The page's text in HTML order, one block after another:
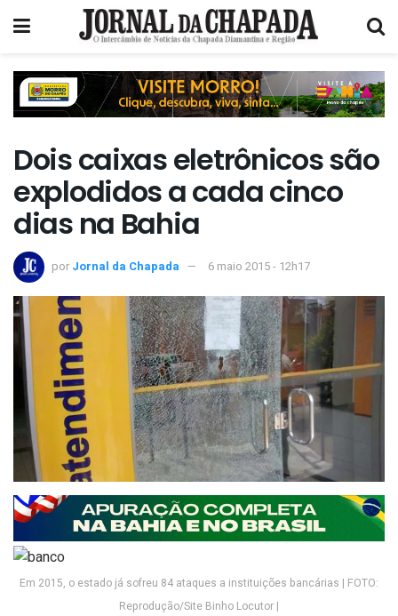
Dois caixas eletrônicos são
explodidos a cada cinco
dias na Bahia
por Jornal da Chapada 6 maio 2015 - 12h17
Em 2015, o estado já sofreu 84 ataques a instituições bancárias | FOTO:
Reprodução/Site Binho Locutor |